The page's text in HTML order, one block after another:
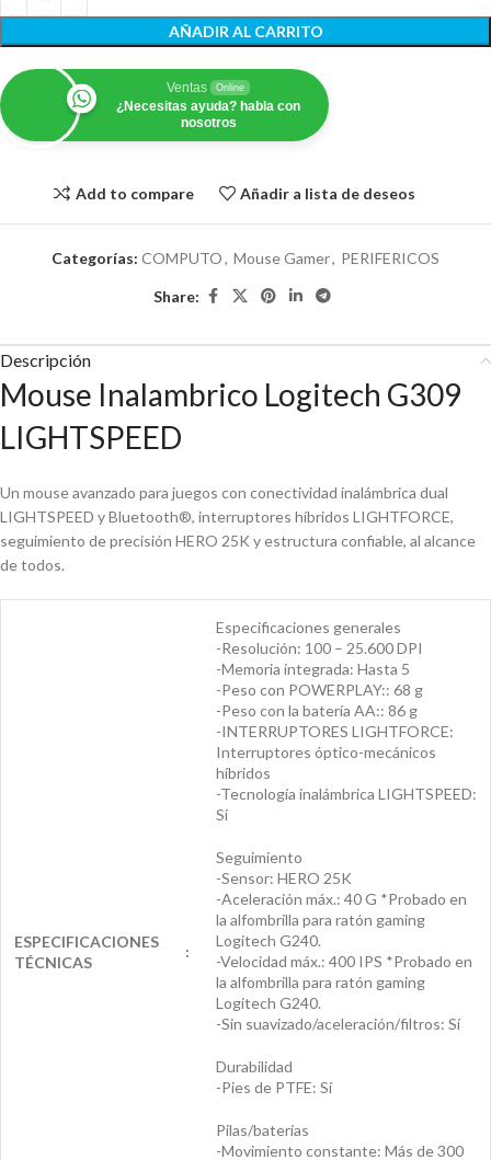
AÑADIR AL CARRITO
Ventas Online
¿Necesitas ayuda? habla con
nosotros
Add to compare Añadir a lista de deseos
Categorías: COMPUTO, Mouse Gamer, PERIFERICOS
Share:
Descripción
Mouse Inalambrico Logitech G309
LIGHTSPEED
Un mouse avanzado para juegos con conectividad inalámbrica dual
LIGHTSPEED y Bluetooth®, interruptores híbridos LIGHTFORCE,
seguimiento de precisión HERO 25K y estructura confiable, al alcance
de todos.
ESPECIFICACIONES
TÉCNICAS
:
Especificaciones generales
-Resolución: 100 – 25.600 DPI
-Memoria integrada: Hasta 5
-Peso con POWERPLAY:: 68 g
-Peso con la batería AA:: 86 g
-INTERRUPTORES LIGHTFORCE:
Interruptores óptico-mecánicos
híbridos
-Tecnología inalámbrica LIGHTSPEED:
Sí
Seguimiento
-Sensor: HERO 25K
-Aceleración máx.: 40 G *Probado en
la alfombrilla para ratón gaming
Logitech G240.
-Velocidad máx.: 400 IPS *Probado en
la alfombrilla para ratón gaming
Logitech G240.
-Sin suavizado/aceleración/filtros: Sí
Durabilidad
-Pies de PTFE: Sí
Pilas/baterías
-Movimiento constante: Más de 300